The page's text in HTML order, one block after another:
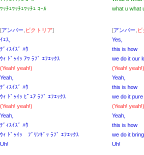
ﾜｯﾁｭﾜｯﾁｭﾜｯﾁｭ ｺｰﾙ
[アンバー ビクトリア]
ｲｪｽ,
ﾃﾞｨｽｲｽﾞ ﾊｳ
ｳｨ ﾄﾞｩｲｯ ｱﾜ ﾗﾌﾞ ｴﾌｴｯｸｽ
(Yeah! yeah!)
Yeah,
ﾃﾞｨｽｲｽﾞ ﾊｳ
ｳｨ ﾄﾞｩｲｯ ﾋﾟｭｱ ﾗﾌﾞ ｴﾌｴｯｸｽ
(Yeah! yeah!)
Yeah,
ﾃﾞｨｽｲｽﾞ ﾊｳ
ｳｨ ﾄﾞｩｲｯ ﾌﾞﾘﾝｷﾞｯ ﾗﾌﾞ ｴﾌｴｯｸｽ
Uh!
what u what
[アンバー
Yes,
this is how
we do it our
(Yeah! yeah!)
Yeah,
this is how
we do it
(Yeah! yeah!)
Yeah,
this is how
we do it
Uh!